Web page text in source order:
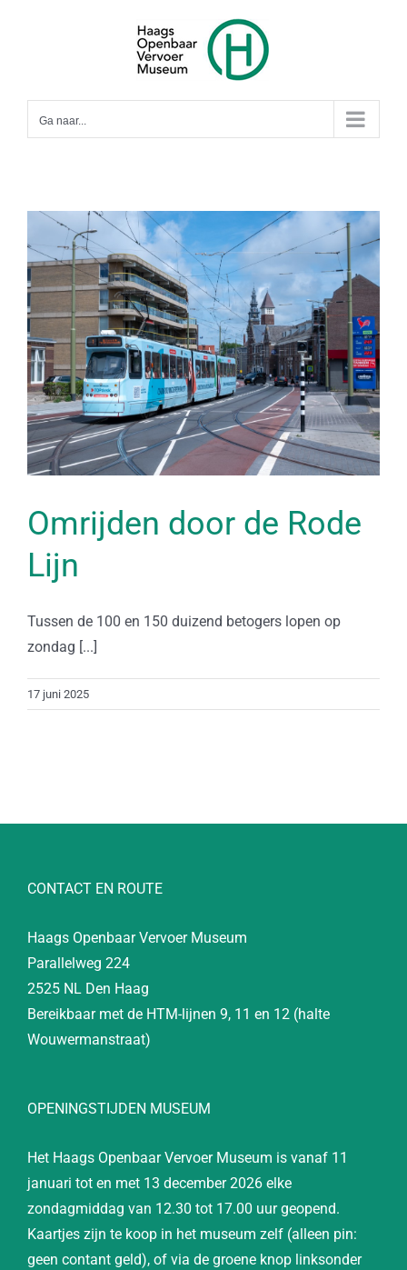
Ga naar...
Omrijden door de Rode
Lijn
Tussen de 100 en 150 duizend betogers lopen op
zondag [...]
17 juni 2025
CONTACT EN ROUTE
Haags Openbaar Vervoer Museum
Parallelweg 224
2525 NL Den Haag
Bereikbaar met de HTM-lijnen 9, 11 en 12 (halte
Wouwermanstraat)
OPENINGSTIJDEN MUSEUM
Het Haags Openbaar Vervoer Museum is vanaf 11
januari tot en met 13 december 2026 elke
zondagmiddag van 12.30 tot 17.00 uur geopend.
Kaartjes zijn te koop in het museum zelf (alleen pin:
geen contant geld), of via de groene knop linksonder